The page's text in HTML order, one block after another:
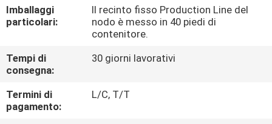
DELLA
FABBRICA
CONTROLLO
DI
QUALITÀ
Imballaggi
particolari:
Il recinto fisso Production Line del
nodo è messo in 40 piedi di
contenitore.
Tempi di
consegna:
30 giorni lavorativi
Termini di
pagamento:
L/C, T/T